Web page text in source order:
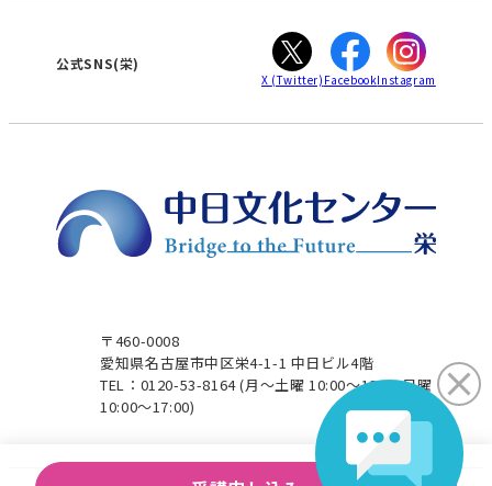
大垣
津
〒460-0008
愛知県名古屋市中区栄4-1-1 中日ビル4階
TEL：0120-53-8164(月～土曜 10:00～19:00 日曜
10:00～17:00)
公式SNS(栄)
X (Twitter) FacebookInstagram